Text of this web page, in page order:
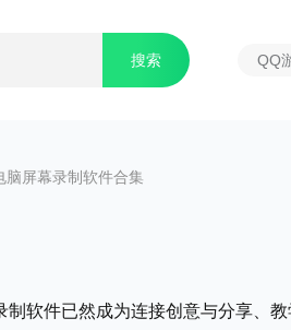
QQ
脑屏幕录制软件合集
软件已然成为连接创意与分享、